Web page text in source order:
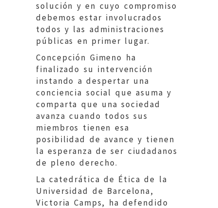
solución y en cuyo compromiso
debemos estar involucrados
todos y las administraciones
públicas en primer lugar.
Concepción Gimeno ha
finalizado su intervención
instando a despertar una
conciencia social que asuma y
comparta que una sociedad
avanza cuando todos sus
miembros tienen esa
posibilidad de avance y tienen
la esperanza de ser ciudadanos
de pleno derecho.
La catedrática de Ética de la
Universidad de Barcelona,
Victoria Camps, ha defendido